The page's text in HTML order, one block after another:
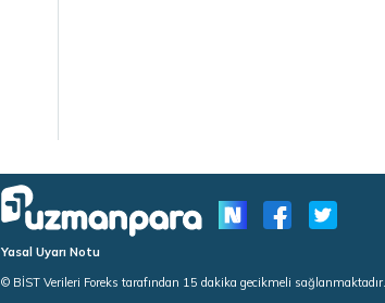
Yasal Uyarı Notu
© BİST Verileri Foreks tarafından 15 dakika gecikmeli sağlanmaktadır.